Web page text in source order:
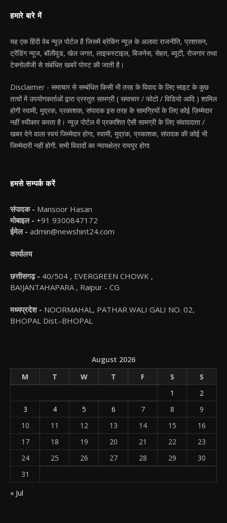
हमारे बारे में
यह एक हिंदी वेब न्यूज़ पोर्टल है जिसमें ब्रेकिंग न्यूज़ के अलावा राजनीति, प्रशासन,
ट्रेंडिंग न्यूज, बॉलीवुड, खेल जगत, लाइफस्टाइल, बिजनेस, सेहत, ब्यूटी, रोजगार तथा
टेक्नोलॉजी से संबंधित खबरें पोस्ट की जाती है।
Disclaimer - समाचार से सम्बंधित किसी भी तरह के विवाद के लिए साइट के कुछ
तत्वों में उपयोगकर्ताओं द्वारा प्रस्तुत सामग्री ( समाचार / फोटो / विडियो आदि ) शामिल
होगी स्वामी, मुद्रक, प्रकाशक, संपादक इस तरह के सामग्रियों के लिए कोई ज़िम्मेदार
नहीं स्वीकार करता है। न्यूज़ पोर्टल में प्रकाशित ऐसी सामग्री के लिए संवाददाता /
खबर देने वाला स्वयं जिम्मेदार होगा, स्वामी, मुद्रक, प्रकाशक, संपादक की कोई भी
जिम्मेदारी नहीं होगी. सभी विवादों का न्यायक्षेत्र रायपुर होगा
हमसे सम्पर्क करें
संपादक - Mansoor Hasan
मोबाइल - +91 9300847172
ईमेल - admin@newshint24.com
कार्यालय
छत्तीसगढ़ - 40/504 , EVERGREEN CHOWK ,
BAIJANTAHAPARA , Raipur - CG
मध्यप्रदेश - NOORMAHAL, PATHAR WALI GALI NO. 02,
BHOPAL Dist.-BHOPAL
August 2026
M
T W T F S
S
1
2
3
4 5 6 7 8
9
10
11 12 13 14 15
16
17
18 19 20 21 22
23
24
25 26 27 28 29
30
31
« Jul